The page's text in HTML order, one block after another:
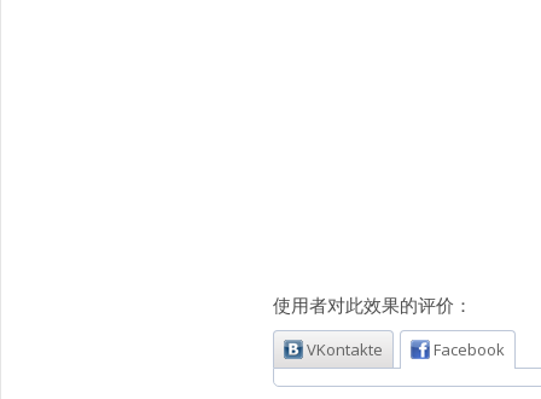
使用者对此效果的评价：
VKontakte Facebook